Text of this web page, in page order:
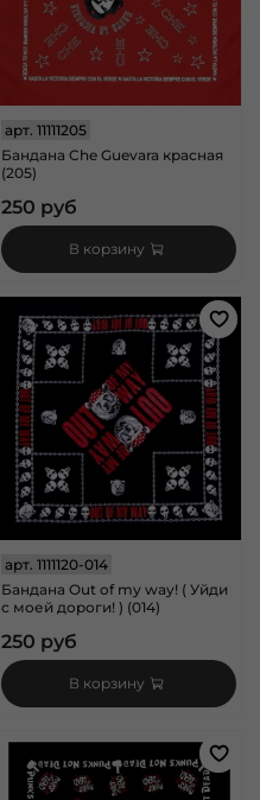
арт.11111205
Бандана Che Guevara красная
(205)
250 руб
В корзину
арт.1111120-014
Бандана Out of my way! ( Уйди
с моей дороги! ) (014)
250 руб
В корзину